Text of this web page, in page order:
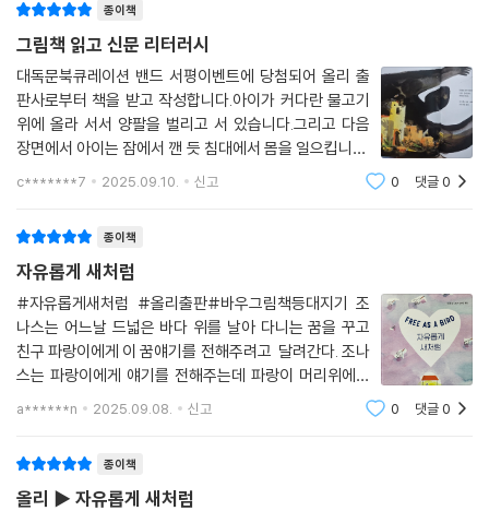
기가 전개되며 바다는 검고 짙은 색감으로 거친 붓의 느낌이 그대로 느껴
지게끔 표현된다. 따듯하고 귀여운 그림 속에 전쟁과 인권, 인간과 환경의
공존에 대한 묵직한 주제를 아이들의 눈높이에 맞게 다루는 이야기꾼으로
서의 면모가 잘 담겨 있는 작품이다.
│ 교과연계
초등 도덕 4-2 6, 함께 꿈꾸는 무지개 세상
초등 사회 5-1 2. 인권 존중과 정의로운 사회
종이책
그림책 읽고 신문 리터러시
대독문북큐레이션 밴드 서평이벤트에 당첨되어 올리 출
판사로부터 책을 받고 작성합니다.아이가 커다란 물고기
위에 올라 서서 양팔을 벌리고 서 있습니다.그리고 다음
장면에서 아이는 잠에서 깬 듯 침대에서 몸을 일으킵니다.
꿈이었을까요?그런데 이방에는 바다, 물고기 관련 그림
c*******7 2025.09.10. 신고 0 댓글0
종이책
자유롭게 새처럼
#자유롭게새처럼 #올리출판#바우그림책등대지기 조
나스는 어느날 드넓은 바다 위를 날아 다니는 꿈을 꾸고
친구 파랑이에게 이 꿈얘기를 전해주려고 달려간다. 조나
스는 파랑이에게 얘기를 전해주는데 파랑이 머리위에서
지쳐 쓰러져 있는 새를 발견하게 되고 새를 보살펴 주며
a******n 2025.09.08. 신고 0 댓글0
종이책
올리 ▶ 자유롭게 새처럼